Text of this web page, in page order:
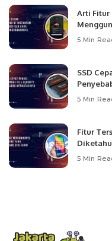
Arti Fitur
5 Min
SSD
5 Min
Fitur
5 Min